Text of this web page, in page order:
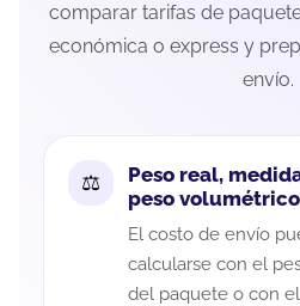
comparar tarifas de
económica o express y
envío.
Peso real,
peso volumétrico
El costo de envío
calcularse con el
del paquete o con